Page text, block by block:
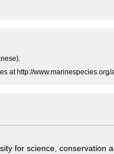
at http://
for science, conservation